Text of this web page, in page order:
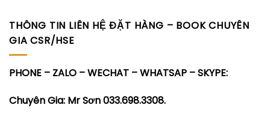
THÔNG TIN LIÊN HỆ ĐẶT HÀNG – BOOK CHUYÊN
GIA CSR/HSE
PHONE – ZALO – WECHAT – WHATSAP – SKYPE:
Chuyên Gia: Mr Sơn 033.698.3308.